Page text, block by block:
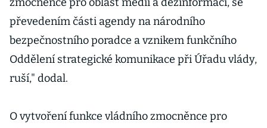
převedením části agendy na národního
bezpečnostního poradce a vznikem funkčního
Oddělení strategické komunikace při Úřadu vlády,
ruší," dodal.
O vytvoření funkce vládního zmocněnce pro